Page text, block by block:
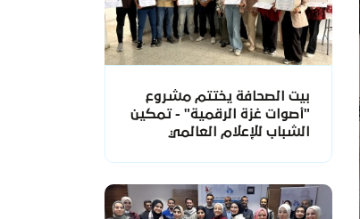
بيت الصحافة يختتم مشروع
"أصوات غزة الرقمية" - تمكين
الشباب للإعلام العالمي